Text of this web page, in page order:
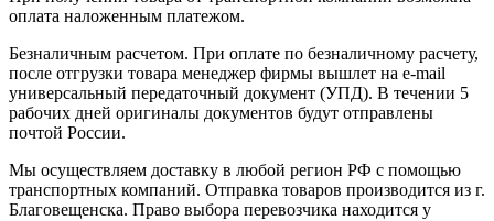
оплата наложенным платежом.
Безналичным расчетом. При оплате по безналичному расчету,
после отгрузки товара менеджер фирмы вышлет на e-mail
универсальный передаточный документ (УПД). В течении 5
рабочих дней оригиналы документов будут отправлены
почтой России.
Мы осуществляем доставку в любой регион РФ с помощью
транспортных компаний. Отправка товаров производится из г.
Благовещенска. Право выбора перевозчика находится у